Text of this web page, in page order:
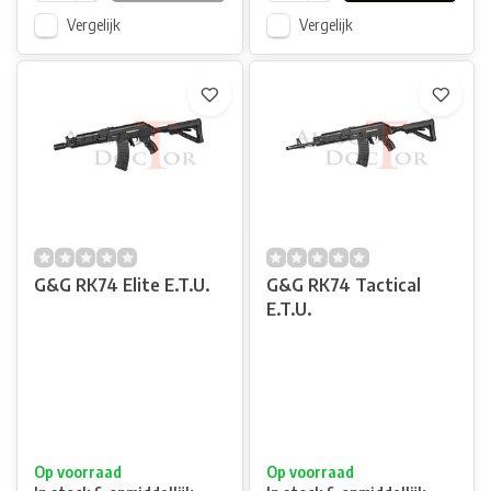
Vergelijk Vergelijk
G&G RK74 Elite E.T.U.
Op voorraad
G&G RK74 Tactical
E.T.U.
Op voorraad